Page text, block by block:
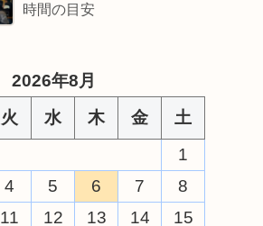
時間の目安
2026年8月
火 水 木 金
土
1
4 5 6 7
8
11 12 13 14
15